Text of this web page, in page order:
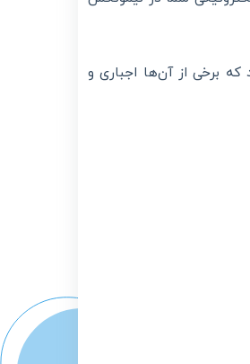
برخی از آن‌ها اجباری و